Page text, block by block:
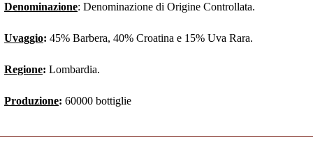
Denominazione: Denominazione di Origine Controllata.
Uvaggio: 45% Barbera, 40% Croatina e 15% Uva Rara.
Regione: Lombardia.
Produzione: 60000 bottiglie